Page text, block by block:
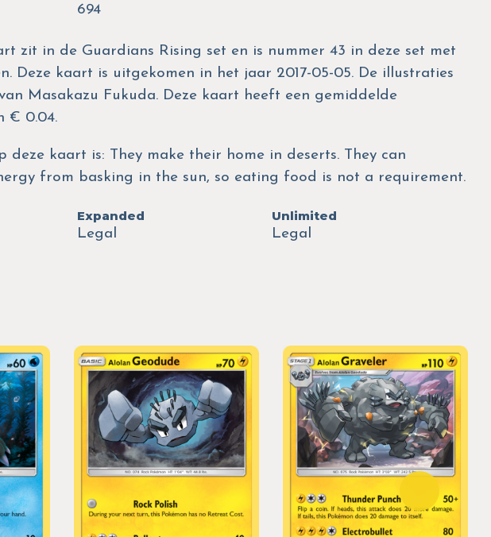
694
zit in de Guardians Rising set en is nummer 43 in deze set met
Deze kaart is uitgekomen in het jaar 2017-05-05. De illustraties
Masakazu Fukuda. Deze kaart heeft een gemiddelde
€ 0.04.
deze kaart is: They make their home in deserts. They can
from basking in the sun, so eating food is not a requirement.
Expanded
Legal
Unlimited
Legal